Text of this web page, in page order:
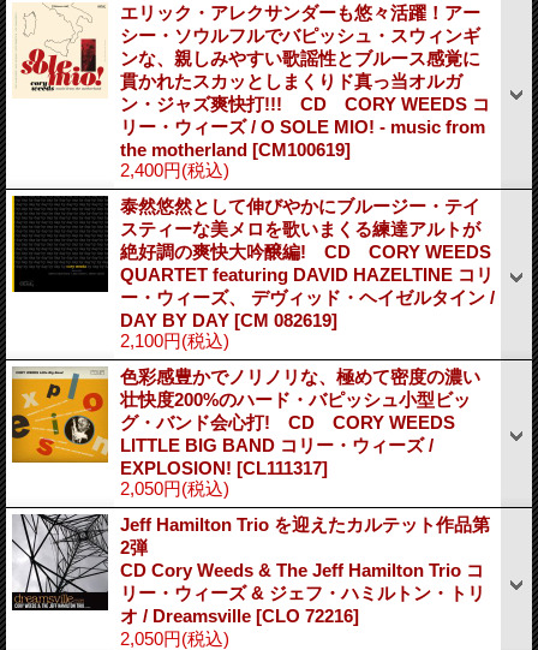
エリック・アレクサンダーも悠々活躍！アー
シー・ソウルフルでバピッシュ・スウィンギ
ンな、親しみやすい歌謡性とブルース感覚に
貫かれたスカッとしまくりド真っ当オルガ
ン・ジャズ爽快打!!! CD CORY WEEDS コ
リー・ウィーズ / O SOLE MIO! - music from
the motherland [CM100619]
2,400円(税込)
泰然悠然として伸びやかにブルージー・テイ
スティーな美メロを歌いまくる練達アルトが
絶好調の爽快大吟醸編! CD CORY WEEDS
QUARTET featuring DAVID HAZELTINE コリ
ー・ウィーズ、 デヴィッド・ヘイゼルタイン /
DAY BY DAY [CM 082619]
2,100円(税込)
色彩感豊かでノリノリな、極めて密度の濃い
壮快度200%のハード・バピッシュ小型ビッ
グ・バンド会心打! CD CORY WEEDS
LITTLE BIG BAND コリー・ウィーズ /
EXPLOSION! [CL111317]
2,050円(税込)
Jeff Hamilton Trio を迎えたカルテット作品第
2弾
CD Cory Weeds & The Jeff Hamilton Trio コ
リー・ウィーズ & ジェフ・ハミルトン・トリ
オ / Dreamsville [CLO 72216]
2,050円(税込)